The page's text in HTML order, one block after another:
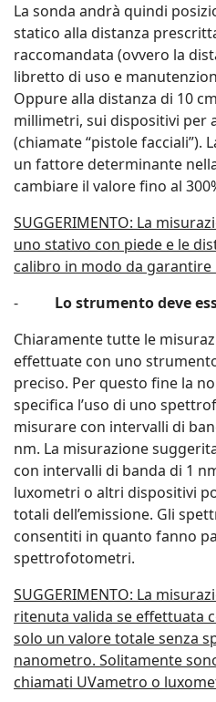
La sonda andrà quindi
statico alla distanza
raccomandata (ovvero la
libretto di uso e
Oppure alla distanza di 10
millimetri, sui dispositivi per
(chiamate “pistole facciali”).
un fattore determinante
cambiare il valore fino al
SUGGERIMENTO: La
uno stativo con piede e le
calibro in modo da
- Lo strumento deve
Chiaramente tutte le
effettuate con uno
preciso. Per questo fine la
specifica l’uso di uno
misurare con intervalli di
nm. La misurazione
con intervalli di banda di 1
luxometri o altri dispositivi
totali dell’emissione. Gli
consentiti in quanto fanno
spettrofotometri.
SUGGERIMENTO: La
ritenuta valida se effettuata
solo un valore totale senza
nanometro. Solitamente
chiamati UVametro o